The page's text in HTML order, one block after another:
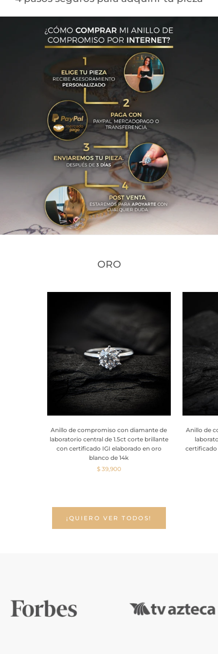
ORO
Anillo de compromiso con diamante de
laboratorio central de 1.5ct corte brillante
con certificado IGI elaborado en oro
blanco de 14k
$ 39,900
Anillo de
certificado
¡QUIERO VER TODOS!